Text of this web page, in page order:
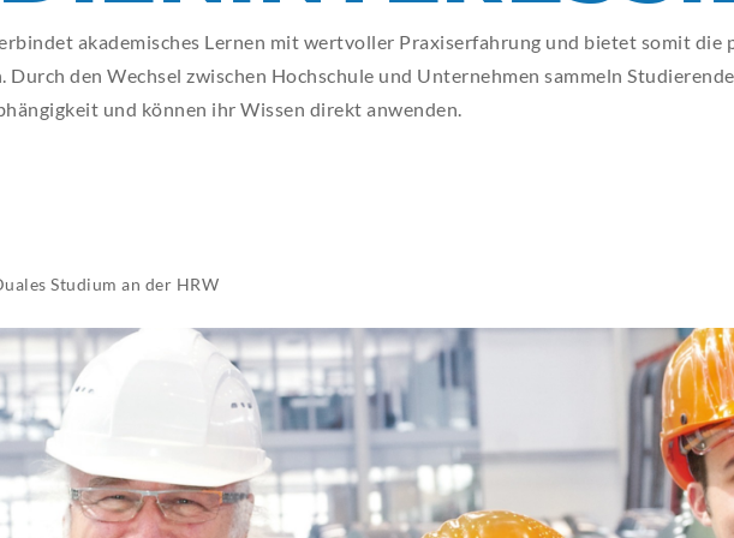
akademisches Lernen mit wertvoller Praxiserfahrung und bietet somit
Durch den Wechsel zwischen Hochschule und Unternehmen sammeln
und können ihr Wissen direkt anwenden.
Studium an der HRW